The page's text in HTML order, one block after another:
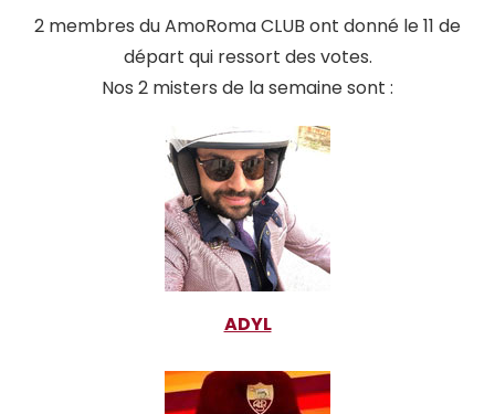
2 membres du AmoRoma CLUB ont donné le 11 de
départ qui ressort des votes.
Nos 2 misters de la semaine sont :
ADYL